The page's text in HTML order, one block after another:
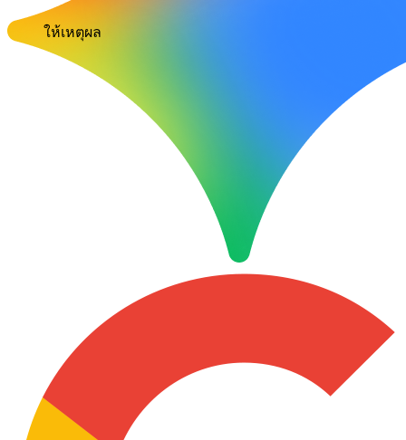
ให้เหตุผล